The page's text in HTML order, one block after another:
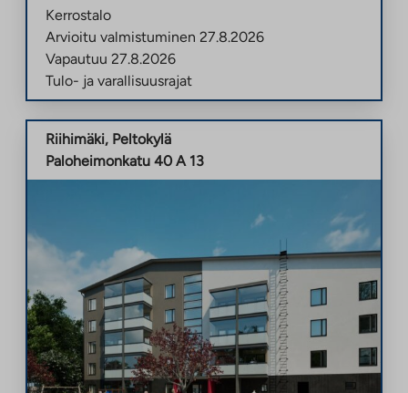
Kerrostalo
Arvioitu valmistuminen 27.8.2026
Vapautuu 27.8.2026
Tulo- ja varallisuusrajat
Riihimäki, Peltokylä
Paloheimonkatu 40 A 13